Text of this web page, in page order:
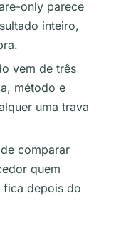
only parece
inteiro,
vem de três
método e
uma trava
comparar
quem
fica depois do